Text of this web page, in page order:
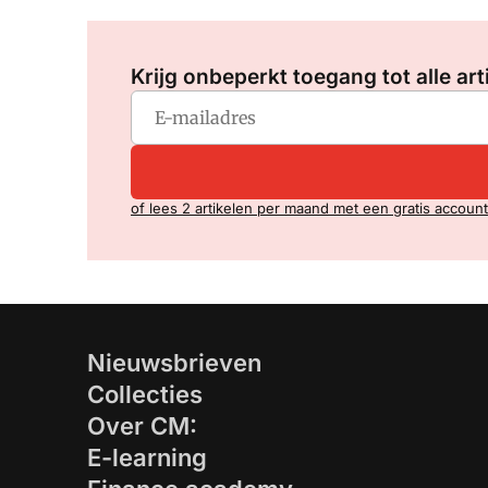
Krijg onbeperkt toegang tot alle
of lees 2 artikelen per maand met een gratis account
Nieuwsbrieven
Collecties
Over CM:
E-learning